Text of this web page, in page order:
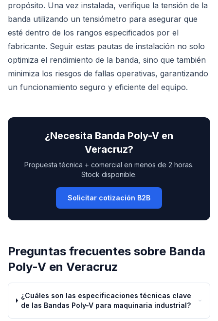
propósito. Una vez instalada, verifique la tensión de la
banda utilizando un tensiómetro para asegurar que
esté dentro de los rangos especificados por el
fabricante. Seguir estas pautas de instalación no solo
optimiza el rendimiento de la banda, sino que también
minimiza los riesgos de fallas operativas, garantizando
un funcionamiento seguro y eficiente del equipo.
¿Necesita Banda Poly-V en
Veracruz?
Propuesta técnica + comercial en menos de 2 horas.
Stock disponible.
Solicitar cotización B2B
Preguntas frecuentes sobre Banda
Poly-V en Veracruz
¿Cuáles son las especificaciones técnicas clave
de las Bandas Poly-V para maquinaria industrial?